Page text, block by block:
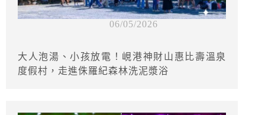
06/05/2026
大人泡湯、小孩放電！峴港神財山惠比壽溫泉
度假村，走進侏羅紀森林洗泥漿浴